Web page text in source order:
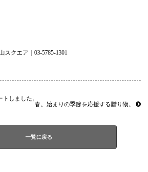
クエア｜03-5785-1301
トしました。
春。始まりの季節を応援する贈り物。
一覧に戻る